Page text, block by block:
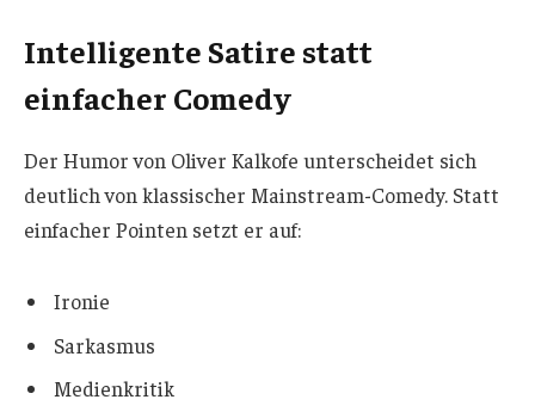
Intelligente Satire statt
einfacher Comedy
Der Humor von Oliver Kalkofe unterscheidet sich
deutlich von klassischer Mainstream-Comedy. Statt
einfacher Pointen setzt er auf:
Ironie
Sarkasmus
Medienkritik